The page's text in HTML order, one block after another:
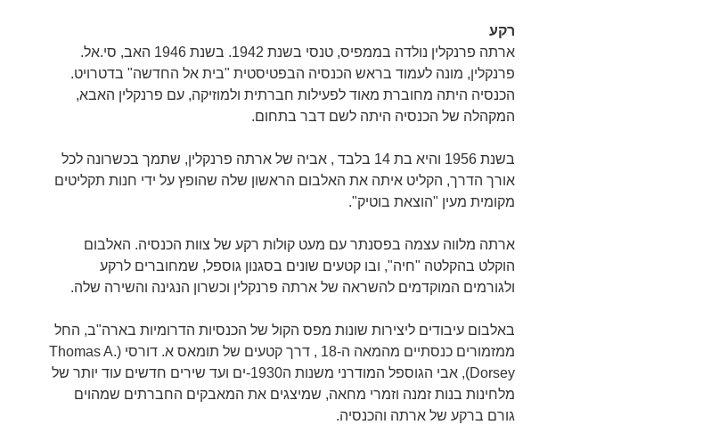
רקע
ארתה פרנקלין נולדה בממפיס, טנסי בשנת 1942. בשנת 1946 האב, סי.אל.
פרנקלין, מונה לעמוד בראש הכנסיה הבפטיסטית "בית אל החדשה" בדטרויט.
הכנסיה היתה מחוברת מאוד לפעילות חברתית ולמוזיקה, עם פרנקלין האבא,
המקהלה של הכנסיה היתה לשם דבר בתחום.
בשנת 1956 והיא בת 14 בלבד , אביה של ארתה פרנקלין, שתמך בכשרונה לכל
אורך הדרך, הקליט איתה את האלבום הראשון שלה שהופץ על ידי חנות תקליטים
מקומית מעין "הוצאת בוטיק".
ארתה מלווה עצמה בפסנתר עם מעט קולות רקע של צוות הכנסיה. האלבום
הוקלט בהקלטה "חיה", ובו קטעים שונים בסגנון גוספל, שמחוברים לרקע
ולגורמים המוקדמים להשראה של ארתה פרנקלין וכשרון הנגינה והשירה שלה.
באלבום עיבודים ליצירות שונות מפס הקול של הכנסיות הדרומיות בארה"ב, החל
ממזמורים כנסתיים מהמאה ה-18 , דרך קטעים של תומאס א. דורסי (Thomas A.
Dorsey), אבי הגוספל המודרני משנות ה1930-ים ועד שירים חדשים עוד יותר של
מלחינות בנות זמנה וזמרי מחאה, שמיצגים את המאבקים החברתים שמהוים
גורם ברקע של ארתה והכנסיה.